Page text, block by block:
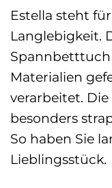
Estella steht
Langlebigkeit.
Materialien
verarbeitet.
besonders
So haben Sie
Lieblingsstück.